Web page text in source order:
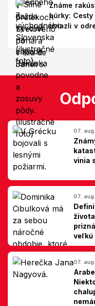
Známe
búrky:
uviazli v
07.
vinia
07.
veľkú
07.